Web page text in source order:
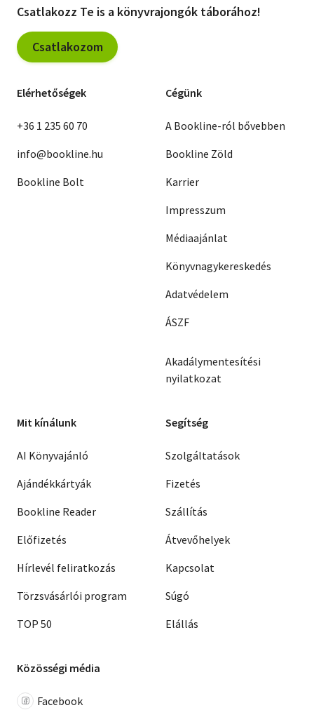
Csatlakozz Te is a könyvrajongók táborához!
Csatlakozom
Elérhetőségek
+36 1 235 60 70
info@bookline.hu
Bookline Bolt
Cégünk
A Bookline-ról bővebben
Bookline Zöld
Karrier
Impresszum
Médiaajánlat
Könyvnagykereskedés
Adatvédelem
ÁSZF
Akadálymentesítési
nyilatkozat
Mit kínálunk
AI Könyvajánló
Ajándékkártyák
Bookline Reader
Előfizetés
Hírlevél feliratkozás
Törzsvásárlói program
TOP 50
Segítség
Szolgáltatások
Fizetés
Szállítás
Átvevőhelyek
Kapcsolat
Súgó
Elállás
Közösségi média
Facebook